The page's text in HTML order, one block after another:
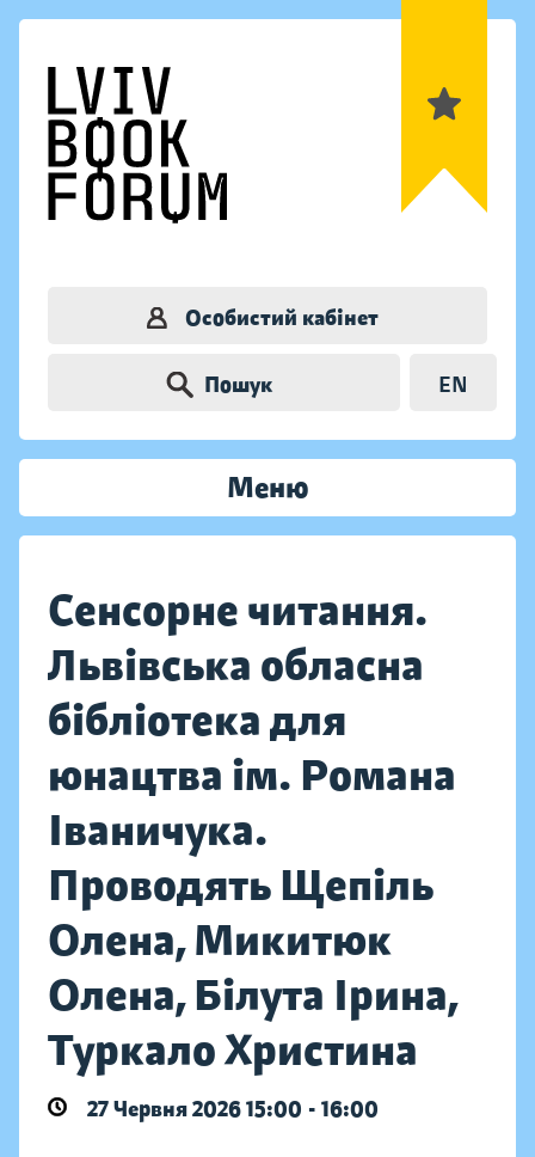
Особистий кабінет
Пошук EN
Меню
Сенсорне читання.
Львівська обласна
бібліотека для
юнацтва ім. Романа
Іваничука.
Проводять Щепіль
Олена, Микитюк
Олена, Білута Ірина,
Туркало Христина
27 Червня 2026 15:00 - 16:00